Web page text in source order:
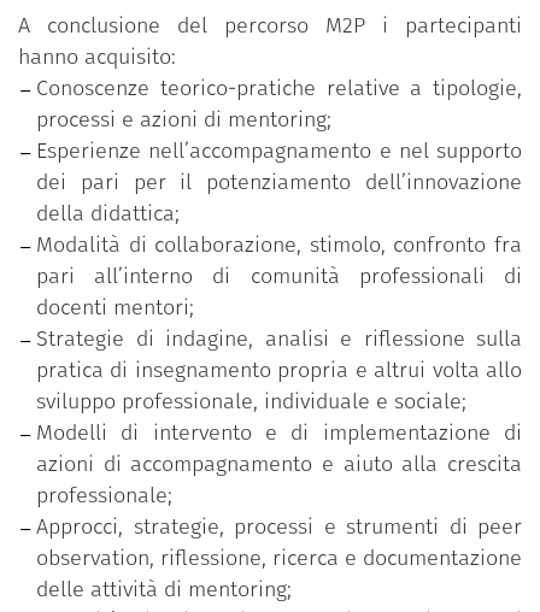
rafforzare i livelli di consapevolezza in merito
agli approcci relazionali, ai valori e alle
pratiche adottate;
una fase di valutazione del progetto diretta a
individuare aspetti positivi e critici
dell’esperienza, in vista di possibili
miglioramenti e per azioni di sviluppo
implementale del mentoring nel contesto
dell’ateneo.
A conclusione del percorso M2P i partecipanti
hanno acquisito:
Conoscenze teorico-pratiche relative a tipologie,
processi e azioni di mentoring;
Esperienze nell’accompagnamento e nel supporto
dei pari per il potenziamento dell’innovazione
della didattica;
Modalità di collaborazione, stimolo, confronto fra
pari all’interno di comunità professionali di
docenti mentori;
Strategie di indagine, analisi e riflessione sulla
pratica di insegnamento propria e altrui volta allo
sviluppo professionale, individuale e sociale;
Modelli di intervento e di implementazione di
azioni di accompagnamento e aiuto alla crescita
professionale;
Approcci, strategie, processi e strumenti di peer
observation, riflessione, ricerca e documentazione
delle attività di mentoring;